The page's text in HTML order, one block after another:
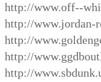
http://www.off--
http://www.jordan-
http://
http://
http://